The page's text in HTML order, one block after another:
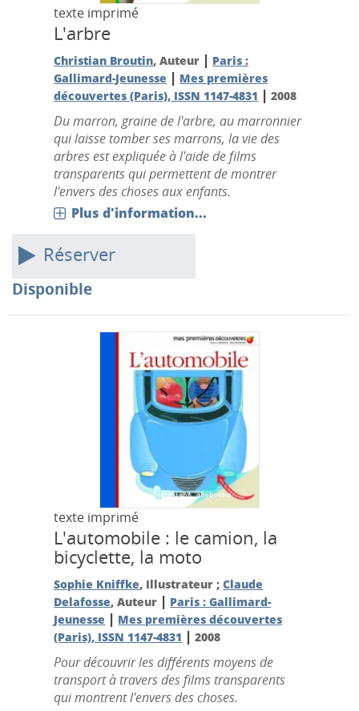
texte imprimé
L'arbre
Christian Broutin, Auteur | Paris :
Gallimard-Jeunesse | Mes premières
découvertes (Paris), ISSN 1147-4831 |2008
Du marron, graine de l'arbre, au marronnier
qui laisse tomber ses marrons, la vie des
arbres est expliquée à l'aide de films
transparents qui permettent de montrer
l'envers des choses aux enfants.
Plus d'information...
Réserver
Disponible
texte imprimé
L'automobile : le camion, la
bicyclette, la moto
Sophie Kniffke, Illustrateur ;Claude
Delafosse, Auteur | Paris : Gallimard-
Jeunesse | Mes premières découvertes
(Paris), ISSN 1147-4831 |2008
Pour découvrir les différents moyens de
transport à travers des films transparents
qui montrent l'envers des choses.